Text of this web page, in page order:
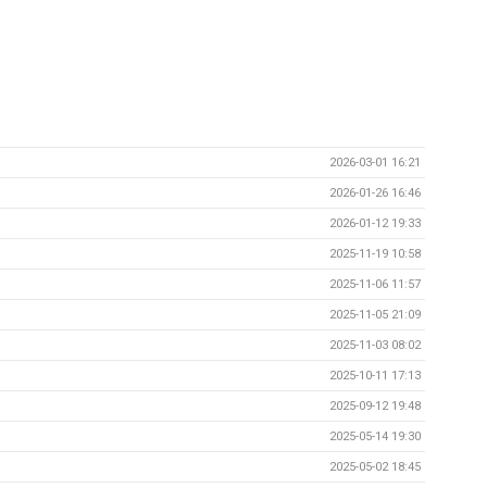
2026-03-01 16:21
2026-01-26 16:46
2026-01-12 19:33
2025-11-19 10:58
2025-11-06 11:57
2025-11-05 21:09
2025-11-03 08:02
2025-10-11 17:13
2025-09-12 19:48
2025-05-14 19:30
2025-05-02 18:45